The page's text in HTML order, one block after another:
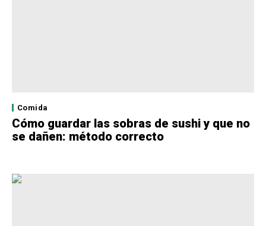
Comida
Cómo guardar las sobras de sushi y que no
se dañen: método correcto